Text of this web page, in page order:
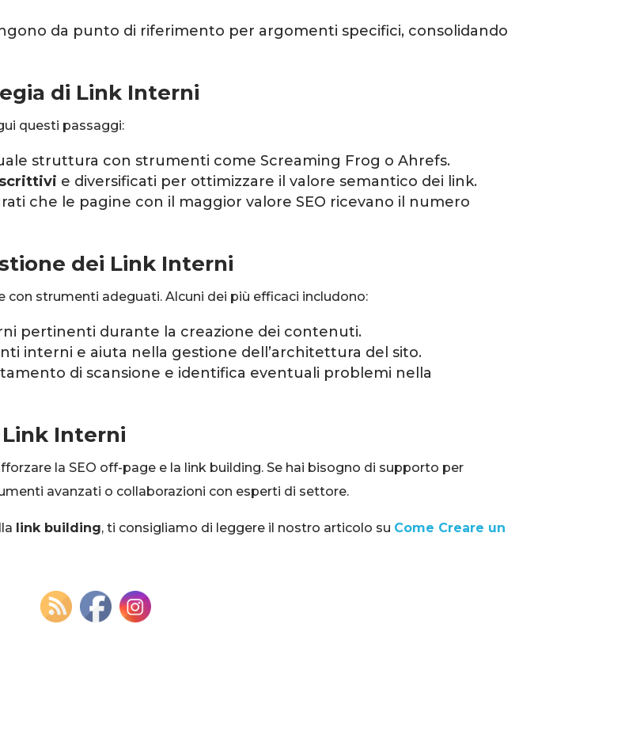
da punto di riferimento per argomenti specifici, consolidando
di Link Interni
questi passaggi:
struttura con strumenti come Screaming Frog o Ahrefs.
e diversificati per ottimizzare il valore semantico dei link.
che le pagine con il maggior valore SEO ricevano il numero
dei Link Interni
strumenti adeguati. Alcuni dei più efficaci includono:
pertinenti durante la creazione dei contenuti.
interni e aiuta nella gestione dell’architettura del sito.
di scansione e identifica eventuali problemi nella
Link Interni
la SEO off-page e la link building. Se hai bisogno di supporto per
avanzati o collaborazioni con esperti di settore.
link building, ti consigliamo di leggere il nostro articolo su Come Creare un